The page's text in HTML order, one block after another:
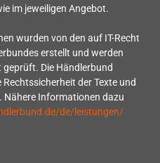
im jeweiligen Angebot.
wurden von den auf IT-Recht
erstellt und werden
Die Händlerbund
der Texte und
Nähere Informationen dazu
de/leistungen/